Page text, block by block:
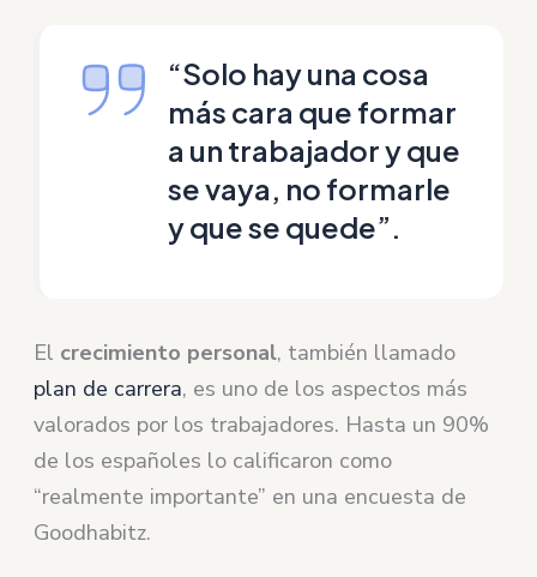
“Solo hay una cosa
más cara que formar
a un trabajador y que
se vaya, no formarle
y que se quede”.
El crecimiento personal, también llamado
plan de carrera, es uno de los aspectos más
valorados por los trabajadores. Hasta un 90%
de los españoles lo calificaron como
“realmente importante” en una encuesta de
Goodhabitz.